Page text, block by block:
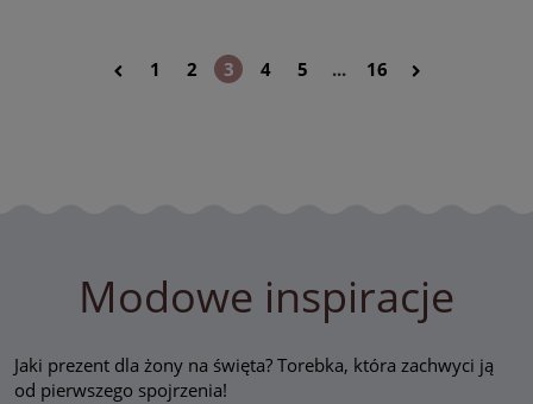
1 2 3 4 5 ... 16
Modowe inspiracje
Jaki prezent dla żony na święta? Torebka, która zachwyci ją
od pierwszego spojrzenia!